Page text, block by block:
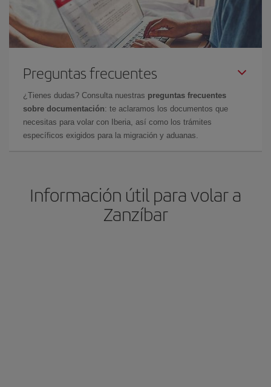
Preguntas frecuentes
¿Tienes dudas? Consulta nuestras preguntas frecuentes
sobre documentación: te aclaramos los documentos que
necesitas para volar con Iberia, así como los trámites
específicos exigidos para la migración y aduanas.
Información útil para volar a
Zanzíbar